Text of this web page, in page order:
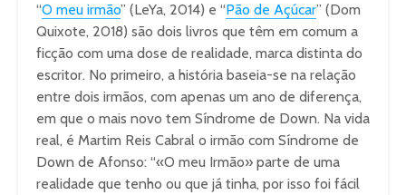
“O meu irmão” (LeYa, 2014) e “Pão de Açúcar” (Dom
Quixote, 2018) são dois livros que têm em comum a
ficção com uma dose de realidade, marca distinta do
escritor. No primeiro, a história baseia-se na relação
entre dois irmãos, com apenas um ano de diferença,
em que o mais novo tem Síndrome de Down. Na vida
real, é Martim Reis Cabral o irmão com Síndrome de
Down de Afonso: “«O meu Irmão» parte de uma
realidade que tenho ou que já tinha, por isso foi fácil